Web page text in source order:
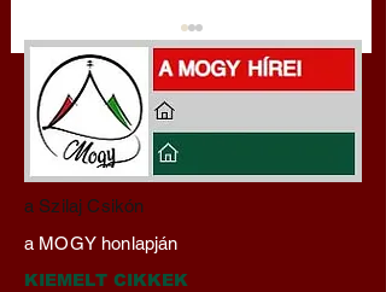
Darai Lajos:
Naplóbölcsességeim
(2024)
a Szilaj Csikón
a MOGY honlapján
KIEMELT CIKKEK